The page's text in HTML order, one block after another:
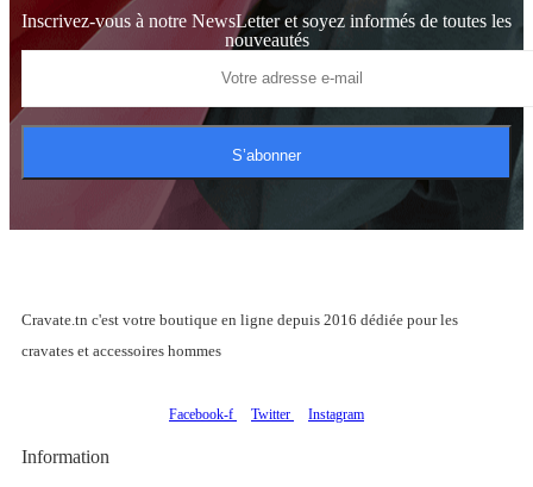
Inscrivez-vous à notre NewsLetter et soyez informés de toutes les
nouveautés
S’abonner
Cravate.tn c'est votre boutique en ligne depuis 2016 dédiée pour les
cravates et accessoires hommes
Facebook-f Twitter Instagram
Information